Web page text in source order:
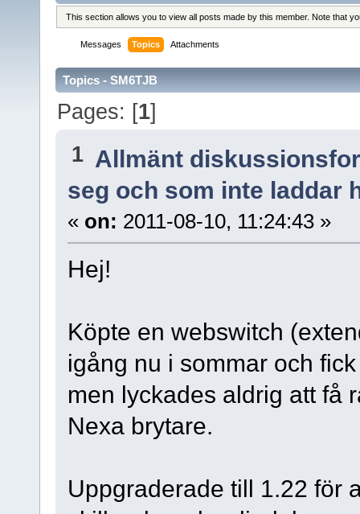
This section allows you to view all posts made by this member. Note that
Messages Topics Attachments
Topics - SM6TJB
Pages: [1]
1 Allmänt
seg och som inte laddar
« on: 2011-08-10, 11:24:43 »
Hej!
Köpte en webswitch
igång nu i sommar och
men lyckades aldrig att få
Nexa brytare.
Uppgraderade till 1.22 för